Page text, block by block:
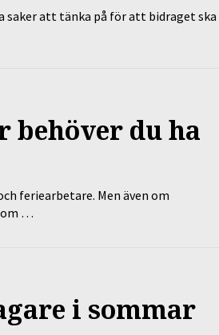
saker att tänka på för att bidraget ska
du ha
feriearbetare. Men även om
…
i sommar